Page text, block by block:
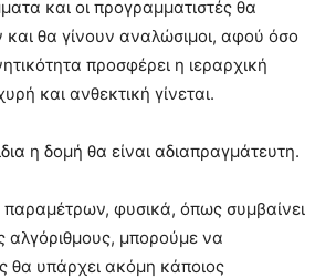
και οι προγραμματιστές θα
και θα γίνουν αναλώσιμοι, αφού όσο
προσφέρει η ιεραρχική
και ανθεκτική γίνεται.
η δομή θα είναι αδιαπραγμάτευτη.
φυσικά, όπως συμβαίνει
αλγόριθμους, μπορούμε να
θα υπάρχει ακόμη κάποιος